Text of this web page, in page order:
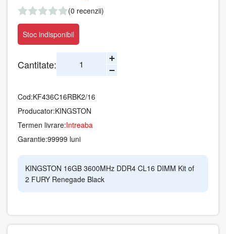
(0 recenzii)
Stoc indisponibil
Cantitate:
Cod:KF436C16RBK2/16
Producator:KINGSTON
Termen livrare:Intreaba
Garantie:99999 luni
KINGSTON 16GB 3600MHz DDR4 CL16 DIMM Kit of
2 FURY Renegade Black